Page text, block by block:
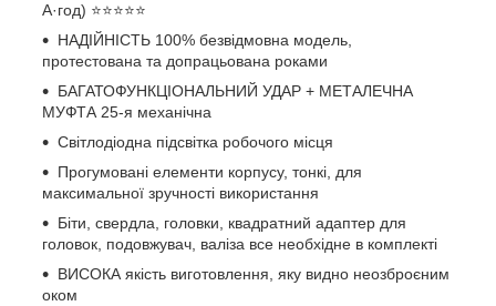
А·год) ⭐⭐⭐⭐⭐
НАДІЙНІСТЬ 100% безвідмовна модель,
протестована та допрацьована роками
БАГАТОФУНКЦІОНАЛЬНИЙ УДАР + МЕТАЛЕЧНА
МУФТА 25-я механічна
Світлодіодна підсвітка робочого місця
Прогумовані елементи корпусу, тонкі, для
максимальної зручності використання
Біти, свердла, головки, квадратний адаптер для
головок, подовжувач, валіза все необхідне в комплекті
ВИСОКА якість виготовлення, яку видно неозброєним
оком